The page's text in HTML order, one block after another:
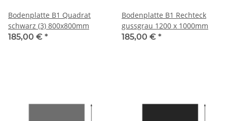
Bodenplatte B1 Quadrat
schwarz (3) 800x800mm
185,00 € *
Bodenplatte B1 Rechteck
gussgrau 1200 x 1000mm
185,00 € *